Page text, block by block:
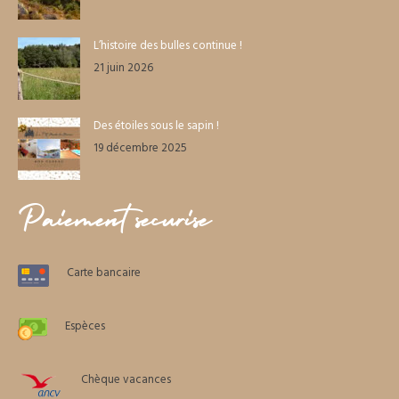
L’histoire des bulles continue !
21 juin 2026
Des étoiles sous le sapin !
19 décembre 2025
Paiement sécurisé
Carte bancaire
Espèces
Chèque vacances